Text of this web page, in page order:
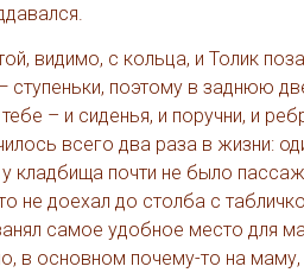
видимо, с кольца, и Толик
ступеньки, поэтому в заднюю
– и сиденья, и поручни, и
всего два раза в жизни:
кладбища почти не было
не доехал до столба с
самое удобное место для
в основном почему-то на маму,